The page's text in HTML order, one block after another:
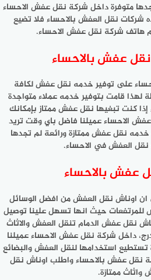
متوفرة داخل شركة نقل عفش الاحساء
شركات نقل العفش بالاحساء فلا تضيع
هاتف شركة نقل عفش الاحساء.
عفش بالاحساء
على توفير خدمه نقل عفش لكافة
قامت بتوفير خدمه عملاء متواجدة
إذا كنت تبغيها نقل عفش ممتاز بإمكانك
الاحساء عميلنا فاضل باي وقت تريد
نقل عفش ممتازة ورائعة لم تجدها
العفش في الاحساء.
عفش بالاحساء
ان اوناش نقل العفش من افضل الوسائل
للمرتفعات حيث انها تسهل علينا توصيل
نقل عفش الدمام تنقل العفش والاثاث
داخل شركة نقل عفش الاحساء عميلنا
استخدامها لنقل العفش والبضائع
نقل عفش بالاحساء واطلب اوناش نقل
ممتازة.